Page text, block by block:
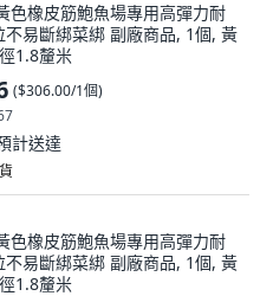
色橡皮筋鮑魚場專用高彈力耐
不易斷綁菜綁 副廠商品, 1個, 黃
1.8釐米
($306.00/1個)
計送達
色橡皮筋鮑魚場專用高彈力耐
不易斷綁菜綁 副廠商品, 1個, 黃
1.8釐米